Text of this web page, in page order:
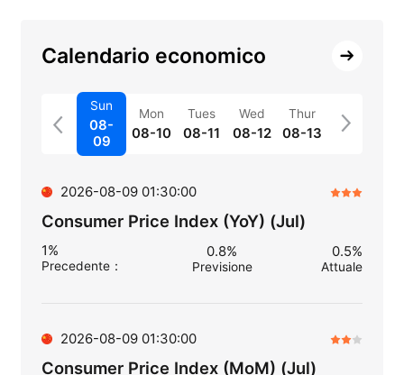
Calendario economico
Sun
08-
09
Mon
08-10
Tues
08-11
Wed
08-12
Thur
08-13
2026-08-09 01:30:00
Consumer Price Index (YoY) (Jul)
1%
Precedente：
0.8%
Previsione
0.5%
Attuale
2026-08-09 01:30:00
Consumer Price Index (MoM) (Jul)